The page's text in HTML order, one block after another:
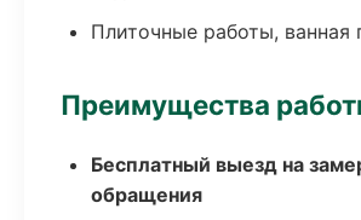
Плиточные работы, ванная
Преимущества
Бесплатный выезд на
обращения